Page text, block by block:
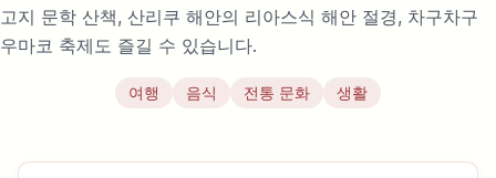
고지 문학 산책, 산리쿠 해안의 리아스식 해안 절경, 차구차구
우마코 축제도 즐길 수 있습니다.
여행 음식 전통 문화 생활